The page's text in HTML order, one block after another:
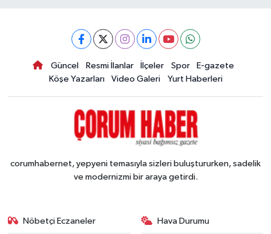
Güncel Resmi İlanlar İlçeler Spor
E-gazete
Köşe Yazarları
Video Galeri Yurt Haberleri
corumhabernet, yepyeni temasıyla sizleri buluştururken, sadelik
ve modernizmi bir araya getirdi.
Nöbetçi Eczaneler Hava Durumu